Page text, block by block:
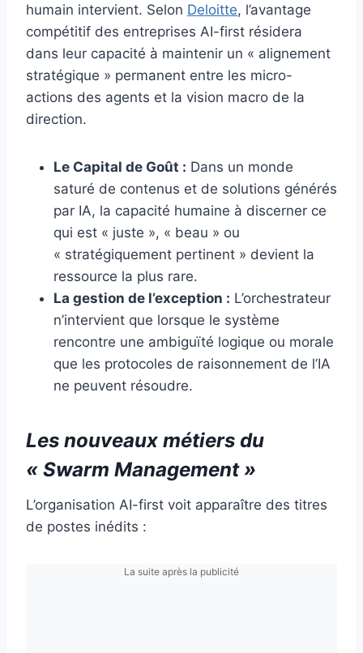
humain intervient. Selon Deloitte, l’avantage
compétitif des entreprises AI-first résidera
dans leur capacité à maintenir un « alignement
stratégique » permanent entre les micro-
actions des agents et la vision macro de la
direction.
Le Capital de Goût : Dans un monde
saturé de contenus et de solutions générés
par IA, la capacité humaine à discerner ce
qui est « juste », « beau » ou
« stratégiquement pertinent » devient la
ressource la plus rare.
La gestion de l’exception : L’orchestrateur
n’intervient que lorsque le système
rencontre une ambiguïté logique ou morale
que les protocoles de raisonnement de l’IA
ne peuvent résoudre.
Les nouveaux métiers du
« Swarm Management »
L’organisation AI-first voit apparaître des titres
de postes inédits :
La suite après la publicité